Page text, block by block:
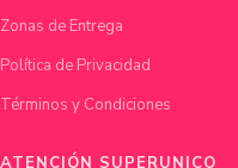
Zonas de Entrega
Política de Privacidad
Términos y Condiciones
ATENCIÓN SUPERUNICO